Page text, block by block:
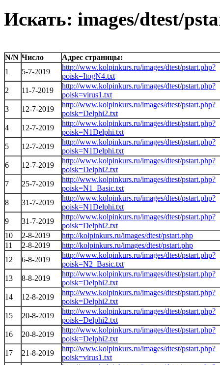
Искать: images/dtest/
N/N Число
Адрес страницы:
1
5-7-2019
http://www.kolpinkurs.ru/images/dtest/pstart.php?
poisk=ItogN4.txt
2
11-7-2019
http://www.kolpinkurs.ru/images/dtest/pstart.php?
poisk=virus1.txt
3
12-7-2019
http://www.kolpinkurs.ru/images/dtest/pstart.php?
poisk=Delphi2.txt
4
12-7-2019
http://www.kolpinkurs.ru/images/dtest/pstart.php?
poisk=N1Delphi.txt
5
12-7-2019
http://www.kolpinkurs.ru/images/dtest/pstart.php?
poisk=N1Delphi.txt
6
12-7-2019
http://www.kolpinkurs.ru/images/dtest/pstart.php?
poisk=Delphi2.txt
7
25-7-2019
http://www.kolpinkurs.ru/images/dtest/pstart.php?
poisk=N1_Basic.txt
8
31-7-2019
http://www.kolpinkurs.ru/images/dtest/pstart.php?
poisk=N1Delphi.txt
9
31-7-2019
http://www.kolpinkurs.ru/images/dtest/pstart.php?
poisk=Delphi2.txt
10
2-8-2019
http://kolpinkurs.ru/images/dtest/pstart.php
11
2-8-2019
http://kolpinkurs.ru/images/dtest/pstart.php
12
6-8-2019
http://www.kolpinkurs.ru/images/dtest/pstart.php?
poisk=N2_Basic.txt
13
8-8-2019
http://www.kolpinkurs.ru/images/dtest/pstart.php?
poisk=Delphi2.txt
14
12-8-2019
http://www.kolpinkurs.ru/images/dtest/pstart.php?
poisk=Delphi2.txt
15
20-8-2019
http://www.kolpinkurs.ru/images/dtest/pstart.php?
poisk=Delphi2.txt
16
20-8-2019
http://www.kolpinkurs.ru/images/dtest/pstart.php?
poisk=Delphi2.txt
17
21-8-2019
http://www.kolpinkurs.ru/images/dtest/pstart.php?
poisk=virus1.txt